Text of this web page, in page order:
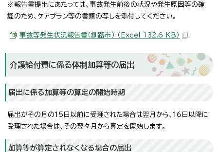
※報告書提出にあたっては、事故発生前後の状況や発生原因等の確
認のため、ケアプラン等の書類の写しを添付してください。
事故等発生状況報告書（釧路市） （Excel 132.6 KB）
介護給付費に係る体制加算等の届出
届出に係る加算等の算定の開始時期
届出がその月の15日以前に受理された場合は翌月から、16日以降に
受理された場合は、その翌々月から算定を開始します。
加算等が算定されなくなる場合の届出